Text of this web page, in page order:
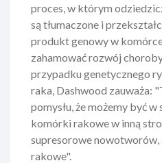
proces, w którym
są tłumaczone i
produkt genowy w
zahamować rozwój
przypadku genetycznego
raka, Dashwood zauważa:
pomysłu, że możemy być
komórki rakowe w inną
supresorowe
rakowe".